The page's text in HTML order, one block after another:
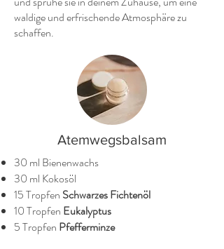
waldige und erfrischende Atmosphäre zu
schaffen.
Atemwegsbalsam
30 ml Bienenwachs
30 ml Kokosöl
15 Tropfen Schwarzes Fichtenöl
10 Tropfen Eukalyptus
5 Tropfen Pfefferminze